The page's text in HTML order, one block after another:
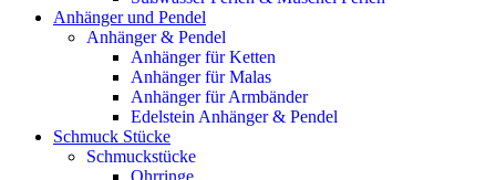
Anhänger und Pendel
Anhänger & Pendel
Anhänger für Ketten
Anhänger für Malas
Anhänger für Armbänder
Edelstein Anhänger & Pendel
Schmuck Stücke
Schmuckstücke
Ohrringe